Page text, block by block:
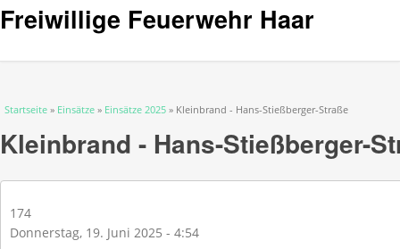
Freiwillige Feuerwehr Haar
Sie sind hier
Startseite » Einsätze » Einsätze 2025 » Kleinbrand - Hans-Stießberger-Straße
Kleinbrand - Hans-Stießberger-
174
Donnerstag, 19. Juni 2025 - 4:54